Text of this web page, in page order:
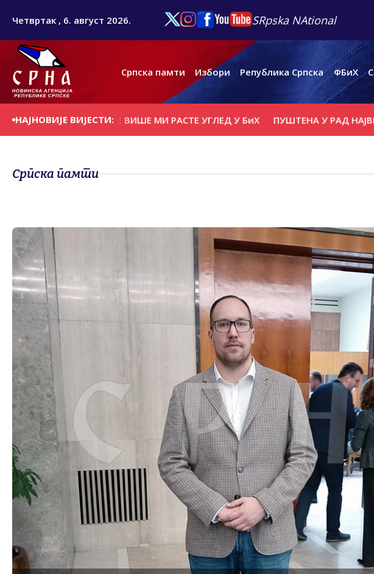
Четвртак , 6. август 2026. SRpska NAtional
Српска памти Избори Република Српска ФБиХ
НАЈНОВИЈЕ ВИЈЕСТИ:
НАПАДА, СВЕ ВИШЕ МИ РАСТЕ УГЛЕД У БиХ ПУШТЕНА У РАД НАЈВЕЋА
Српска памти